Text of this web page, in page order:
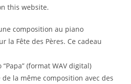
this website.
composition au piano
la Fête des Pères. Ce cadeau
(format WAV digital)
la même composition avec des